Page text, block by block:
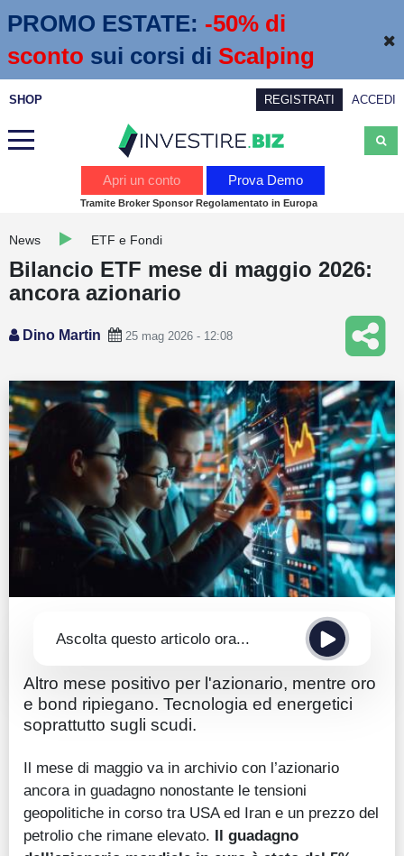
PROMO ESTATE: -50% di
sconto sui corsi di Scalping
SHOP REGISTRATI ACCEDI
Calendario economico
Webinar
Education
Quotazioni
Conto IG
Guru Monitor
Apri un conto Prova Demo
Tramite Broker Sponsor Regolamentato in Europa
News ETF e Fondi
Bilancio ETF mese di maggio 2026:
ancora azionario
Dino Martin 25 mag 2026 - 12:08
Ascolta questo articolo ora...
Altro mese positivo per l'azionario, mentre oro
e bond ripiegano. Tecnologia ed energetici
soprattutto sugli scudi.
Il mese di maggio va in archivio con l’azionario
ancora in guadagno nonostante le tensioni
geopolitiche in corso tra USA ed Iran e un prezzo del
petrolio che rimane elevato. Il guadagno